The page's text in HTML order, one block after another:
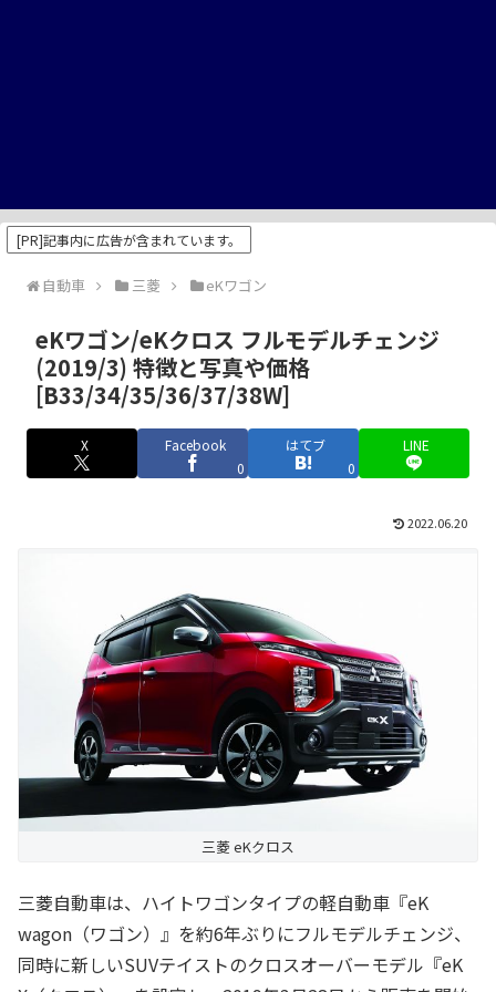
[PR]記事内に広告が含まれています。
自動車 三菱 eKワゴン
eKワゴン/eKクロス フルモデルチェンジ
(2019/3) 特徴と写真や価格
[B33/34/35/36/37/38W]
X
Facebook
0
はてブ
0
LINE
2022.06.20
三菱 eKクロス
三菱自動車は、ハイトワゴンタイプの軽自動車『eK
wagon（ワゴン）』を約6年ぶりにフルモデルチェンジ、
同時に新しいSUVテイストのクロスオーバーモデル『eK